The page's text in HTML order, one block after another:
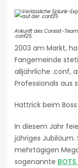
Ankunft des Consist-
.conf25.
2003 am Markt,
Fangemeinde
alljährliche .conf,
Professionals
Hattrick beim
In diesem Jahr
jähriges
mehrtägigen
sogenannte